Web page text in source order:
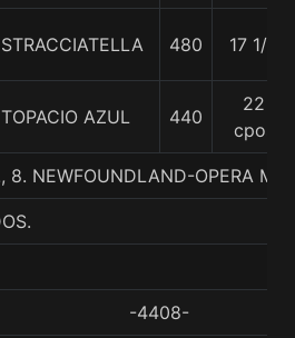
STRACCIATELLA 480 17 1/2
TOPACIO AZUL 440
22
cpos
8. NEWFOUNDLAND-OPERA
-4408-